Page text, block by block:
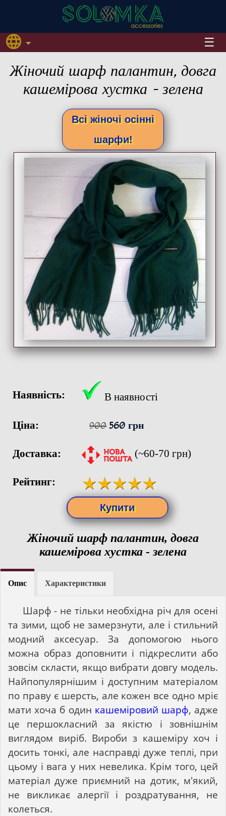
Жіночий шарф палантин, довга
кашемірова хустка - зелена
Всі жіночі осінні
шарфи!
Наявність: В наявності
Ціна: 900 560 грн
Доставка: (~60-70 грн)
Рейтинг:
Жіночий шарф палантин, довга
кашемірова хустка - зелена
Опис Характеристики
Шарф - не тільки необхідна річ для осені
та зими, щоб не замерзнути, але і стильний
модний аксесуар. За допомогою нього
можна образ доповнити і підкреслити або
зовсім скласти, якщо вибрати довгу модель.
Найпопулярнішим і доступним матеріалом
по праву є шерсть, але кожен все одно мріє
мати хоча б один кашеміровий шарф, адже
це першокласний за якістю і зовнішнім
виглядом виріб. Вироби з кашеміру хоч і
досить тонкі, але насправді дуже теплі, при
цьому і вага у них невелика. Крім того, цей
матеріал дуже приємний на дотик, м'який,
не викликає алергії і роздратування, не
колеться.